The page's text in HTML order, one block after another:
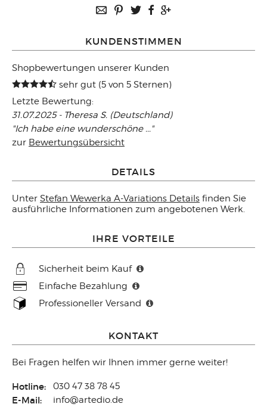
KUNDENSTIMMEN
Shopbewertungen unserer Kunden
sehr gut (5 von 5 Sternen)
Letzte Bewertung:
31.07.2025 - Theresa S. (Deutschland)
"Ich habe eine wunderschöne ..."
zur Bewertungsübersicht
DETAILS
Unter Stefan Wewerka A-Variations Details finden Sie
ausführliche Informationen zum angebotenen Werk.
IHRE VORTEILE
Sicherheit beim Kauf
Einfache Bezahlung
Professioneller Versand
KONTAKT
Bei Fragen helfen wir Ihnen immer gerne weiter!
Hotline: 030 47 38 78 45
E-Mail: info@artedio.de